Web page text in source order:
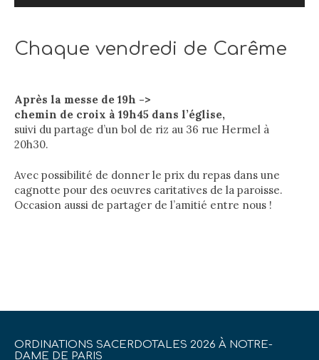
Chaque vendredi de Carême
Après la messe de 19h ->
chemin de croix à 19h45 dans l’église,
suivi du partage d’un bol de riz au 36 rue Hermel à
20h30.
Avec possibilité de donner le prix du repas dans une
cagnotte pour des oeuvres caritatives de la paroisse.
Occasion aussi de partager de l’amitié entre nous !
ORDINATIONS SACERDOTALES 2026 À NOTRE-
DAME DE PARIS